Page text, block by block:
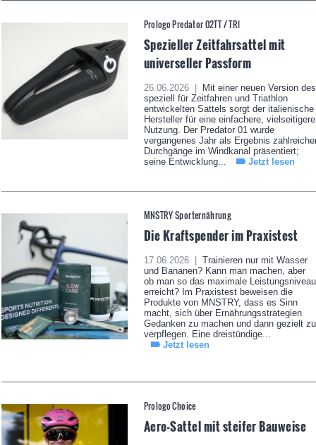
Prologo Predator 02TT / TRI
Spezieller Zeitfahrsattel mit
universeller Passform
26.06.2026 |
Mit einer neuen Version des
speziell für Zeitfahren und Triathlon
entwickelten Sattels sorgt der italienische
Hersteller für eine einfachere, vielseitigere
Nutzung. Der Predator 01 wurde
vergangenes Jahr als Ergebnis
Durchgänge im Windkanal präsentiert;
seine Entwicklung...
Jetzt lesen
MNSTRY Sporternährung
Die Kraftspender im Praxistest
17.06.2026 |
Trainieren nur mit Wasser
und Bananen? Kann man machen, aber
ob man so das maximale Leistungsniveau
erreicht? Im Praxistest beweisen die
Produkte von MNSTRY, dass es Sinn
macht, sich über Ernährungsstrategien
Gedanken zu machen und dann gezielt zu
verpflegen. Eine dreistündige...
Jetzt lesen
Prologo Choice
Aero-Sattel mit steifer Bauweise